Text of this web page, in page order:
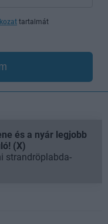
tartalmát
és a nyár legjobb
(X)
strandröplabda-